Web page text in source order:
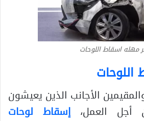
مهله اسقاط اللوحات
الأجانب الذين يعيشون
العمل، إسقاط لوحات